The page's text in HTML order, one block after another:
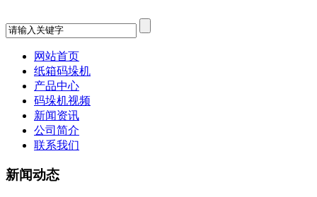
网站首页
纸箱码垛机
产品中心
码垛机视频
新闻资讯
公司简介
联系我们
新闻动态